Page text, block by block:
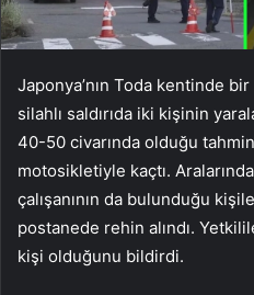
Japonya’nın Toda kentinde
silahlı saldırıda iki kişinin
40-50 civarında olduğu
motosikletiyle kaçtı.
çalışanının da bulunduğu
postanede rehin alındı.
kişi olduğunu bildirdi.